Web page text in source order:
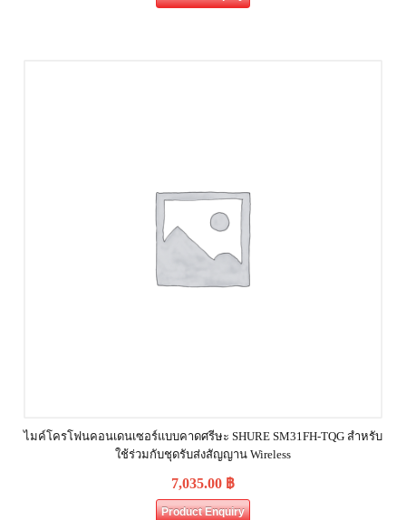
ไมค์โครโฟนคอนเดนเซอร์แบบคาดศรีษะ SHURE SM31FH‐TQG สำหรับ
ใช้ร่วมกับชุดรับส่งสัญญาน Wireless
7,035.00 ฿
Product Enquiry